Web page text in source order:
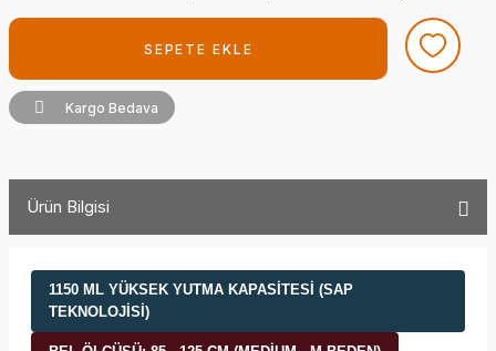
SEPETE EKLE
Kargo Bedava
Ürün Bilgisi
1150 ML YÜKSEK YUTMA KAPASITESI (SAP
TEKNOLOJISI)